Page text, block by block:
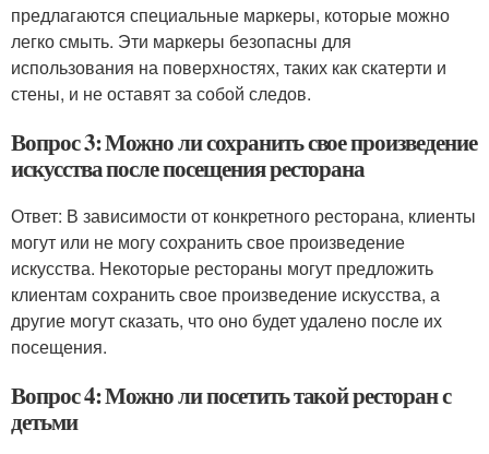
предлагаются специальные маркеры, которые можно
легко смыть. Эти маркеры безопасны для
использования на поверхностях, таких как скатерти и
стены, и не оставят за собой следов.
Вопрос 3: Можно ли сохранить свое произведение
искусства после посещения ресторана
Ответ: В зависимости от конкретного ресторана, клиенты
могут или не могу сохранить свое произведение
искусства. Некоторые рестораны могут предложить
клиентам сохранить свое произведение искусства, а
другие могут сказать, что оно будет удалено после их
посещения.
Вопрос 4: Можно ли посетить такой ресторан с
детьми